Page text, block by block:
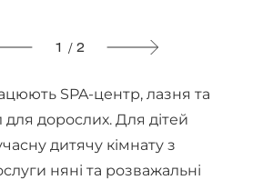
1 / 2
SPA-центр, лазня та
дорослих. Для дітей
дитячу кімнату з
няні та розважальні